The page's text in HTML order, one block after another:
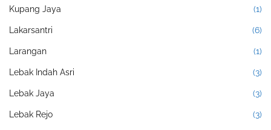
Kupang Jaya (1)
Lakarsantri (6)
Larangan (1)
Lebak Indah Asri (3)
Lebak Jaya (3)
Lebak Rejo (3)